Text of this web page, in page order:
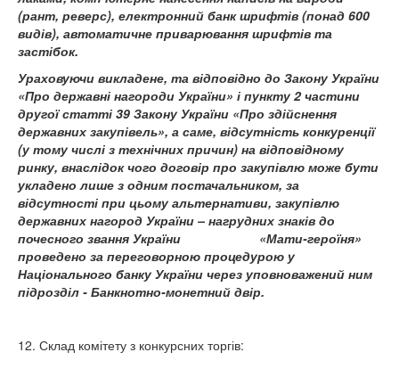
(рант, реверс), електронний банк шрифтів (понад 600
видів), автоматичне приварювання шрифтів та
застібок.
Ураховуючи викладене, та відповідно до Закону України
«Про державні нагороди України» і пункту 2 частини
другої статті 39 Закону України «Про здійснення
державних закупівель», а саме, відсутність конкуренції
(у тому числі з технічних причин) на відповідному
ринку, внаслідок чого договір про закупівлю може бути
укладено лише з одним постачальником, за
відсутності при цьому альтернативи, закупівлю
державних нагород України – нагрудних знаків до
почесного звання України «Мати-героїня»
проведено за переговорною процедурою у
Національного банку України через уповноважений ним
підрозділ - Банкнотно-монетний двір.
12. Склад комітету з конкурсних торгів: